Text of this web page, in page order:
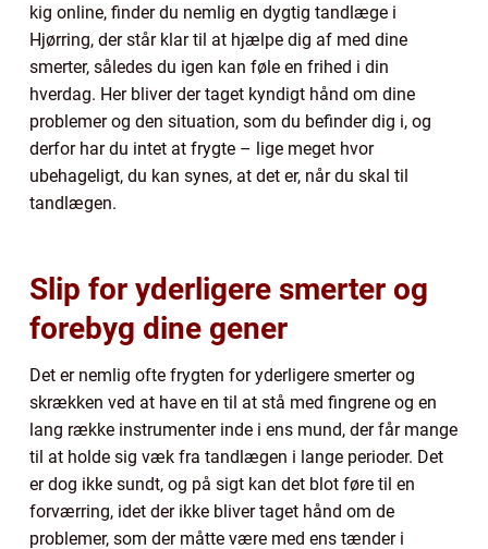
kig online, finder du nemlig en dygtig tandlæge i
Hjørring, der står klar til at hjælpe dig af med dine
smerter, således du igen kan føle en frihed i din
hverdag. Her bliver der taget kyndigt hånd om dine
problemer og den situation, som du befinder dig i, og
derfor har du intet at frygte – lige meget hvor
ubehageligt, du kan synes, at det er, når du skal til
tandlægen.
Slip for yderligere smerter og
forebyg dine gener
Det er nemlig ofte frygten for yderligere smerter og
skrækken ved at have en til at stå med fingrene og en
lang række instrumenter inde i ens mund, der får mange
til at holde sig væk fra tandlægen i lange perioder. Det
er dog ikke sundt, og på sigt kan det blot føre til en
forværring, idet der ikke bliver taget hånd om de
problemer, som der måtte være med ens tænder i